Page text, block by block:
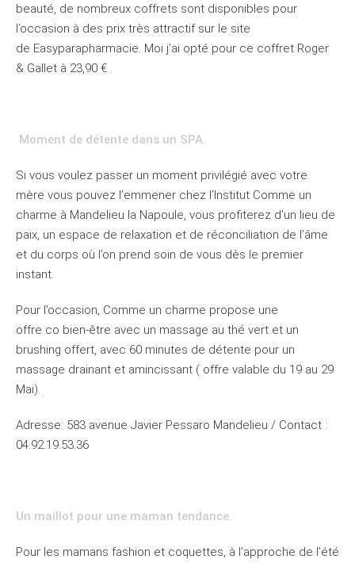
beauté, de nombreux coffrets sont disponibles pour
l’occasion à des prix très attractif sur le site
de Easyparapharmacie. Moi j’ai opté pour ce coffret Roger
& Gallet à 23,90 € .
Moment de détente dans un SPA.
Si vous voulez passer un moment privilégié avec votre
mère vous pouvez l’emmener chez l’Institut Comme un
charme à Mandelieu la Napoule, vous profiterez d’un lieu de
paix, un espace de relaxation et de réconciliation de l’âme
et du corps où l’on prend soin de vous dès le premier
instant.
Pour l’occasion, Comme un charme propose une
offre co bien-être avec un massage au thé vert et un
brushing offert, avec 60 minutes de détente pour un
massage drainant et amincissant ( offre valable du 19 au 29
Mai).
Adresse: 583 avenue Javier Pessaro Mandelieu / Contact :
04.92.19.53.36
Un maillot pour une maman tendance.
Pour les mamans fashion et coquettes, à l’approche de l’été